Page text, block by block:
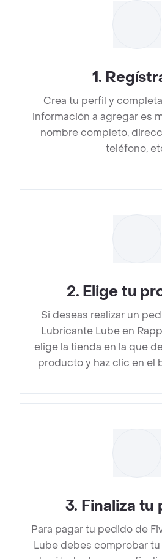
1.
Crea tu perfil y
información a agregar es
nombre completo,
teléfono,
2. Elige tu
Si deseas realizar un
Lubricante Lube en
elige la tienda en la que
producto y haz clic en el
3. Finaliza tu
Para pagar tu pedido de
Lube debes comprobar